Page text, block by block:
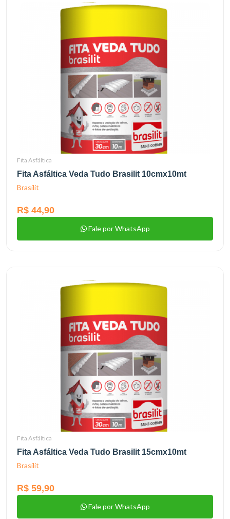
Fita Asfáltica
Fita Asfáltica Veda Tudo Brasilit 10cmx10mt
Brasilit
R$ 44,90
Fale por WhatsApp
Fita Asfáltica
Fita Asfáltica Veda Tudo Brasilit 15cmx10mt
Brasilit
R$ 59,90
Fale por WhatsApp